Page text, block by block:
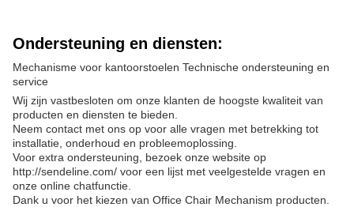
Ondersteuning en diensten:
Mechanisme voor kantoorstoelen Technische ondersteuning en
service
Wij zijn vastbesloten om onze klanten de hoogste kwaliteit van
producten en diensten te bieden.
Neem contact met ons op voor alle vragen met betrekking tot
installatie, onderhoud en probleemoplossing.
Voor extra ondersteuning, bezoek onze website op
http://sendeline.com/ voor een lijst met veelgestelde vragen en
onze online chatfunctie.
Dank u voor het kiezen van Office Chair Mechanism producten.